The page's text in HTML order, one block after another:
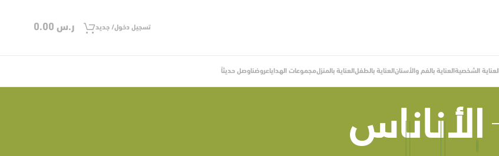
تسجيل دخول/ جديد ر.س0.00
العناية الشخصيةالعناية بالفم والأسنانالعناية بالطفلالعناية بالمنزلمجموعات الهداياعروضناوصل حديثاً
الأناناس